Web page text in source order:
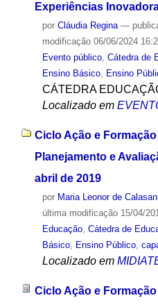
Experiências
por Cláudia Regina —
modificação06/06/2024
Evento público, Cátedra de
Ensino Básico, Ensino
CÁTEDRA
Localizado em
Ciclo Ação e
Planejamento e
abril de 2019
por Maria Leonor de
última modificação15/04/
Educação, Cátedra de
Básico, Ensino Público,
Localizado em
Ciclo Ação e